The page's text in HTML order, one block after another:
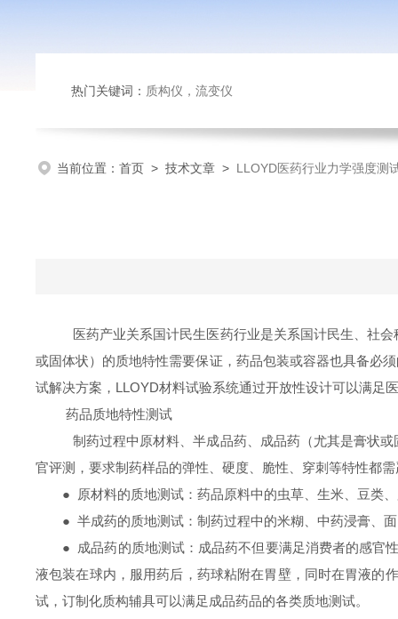
热门关键词： 质构仪 ， 流变仪
当前位置： 首页 > 技术文章 > LLOYD医药行业力学强度测
医药产业关系国计民生医药行业是关系国计民生、社
或固体状）的质地特性需要保证，药品包装或容器也具备必
试解决方案，LLOYD材料试验系统通过开放性设计可以满足
药品质地特性测试
制药过程中原材料、半成品药、成品药（尤其是膏状
官评测，要求制药样品的弹性、硬度、脆性、穿刺等特性都
●
原材料的质地测试：药品原料中的虫草、生米、豆类
● 半成药的质地测试：制药过程中的米糊、中药浸膏、
●
成品药的质地测试：成品药不但要满足消费者的感官
液包装在球内，服用药后，药球粘附在胃壁，同时在胃液的
试，订制化质构辅具可以满足成品药品的各类质地测试。